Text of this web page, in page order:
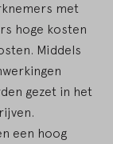
met
hoge kosten
Middels
gezet in het
een hoog